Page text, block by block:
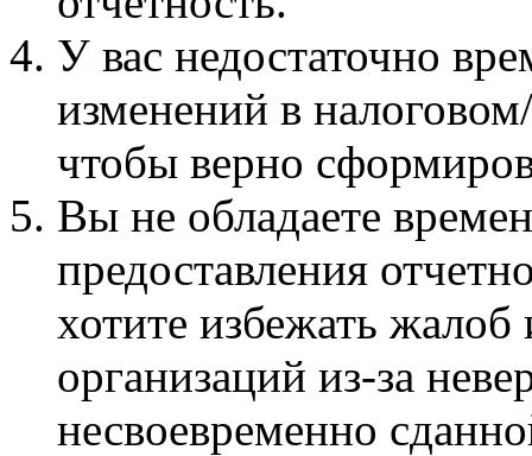
У вас недостаточно
изменений в
чтобы верно
Вы не обладаете
предоставления
хотите избежать
организаций из-за
несвоевременно